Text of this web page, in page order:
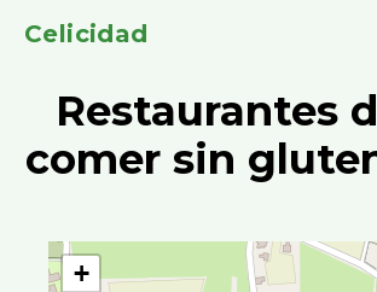
Celicidad
Restaurantes
comer sin
+